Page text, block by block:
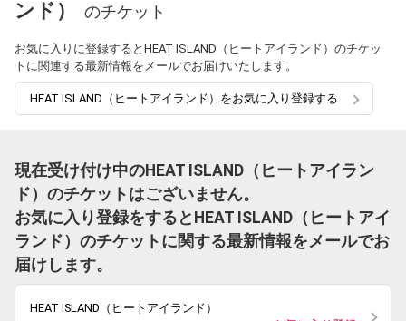
ンド）
のチケット
お気に入りに登録するとHEAT ISLAND（ヒートアイランド）のチケッ
トに関連する最新情報をメールでお届けいたします。
HEAT ISLAND（ヒートアイランド）をお気に入り登録する
現在受け付け中のHEAT ISLAND（ヒートアイラン
ド）のチケットはございません。
お気に入り登録をするとHEAT ISLAND（ヒートアイ
ランド）のチケットに関する最新情報をメールでお
届けします。
HEAT ISLAND（ヒートアイランド）